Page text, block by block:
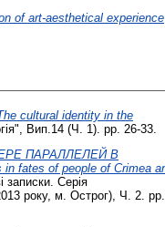
art-aesthetical experience
cultural identity in the
Вип.14 (Ч. 1). pp. 26-33.
ПАРАЛЛЕЛЕЙ В
fates of people of Crimea
записки. Серія
року, м. Острог), Ч. 2. pp.